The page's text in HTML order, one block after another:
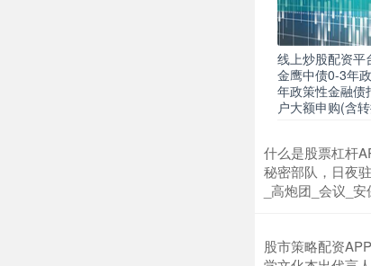
线上炒股配资平
金鹰中债0-3年
年政策性金融债
户大额申购(含
什么是股票杠杆
秘密部队，日夜
_高炮团_会议_安
股市策略配资